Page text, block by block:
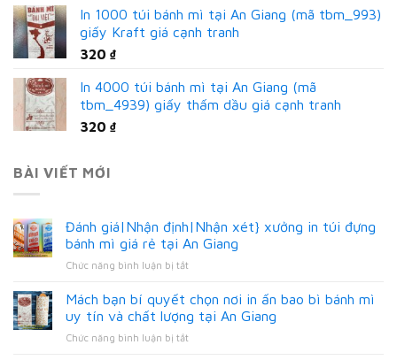
In 1000 túi bánh mì tại An Giang (mã tbm_993)
giấy Kraft giá cạnh tranh
320 ₫
In 4000 túi bánh mì tại An Giang (mã
tbm_4939) giấy thấm dầu giá cạnh tranh
320 ₫
BÀI VIẾT MỚI
Đánh giá|Nhận định|Nhận xét} xưởng in túi đựng
bánh mì giá rẻ tại An Giang
Chức năng bình luận bị tắtở
giá|Nhận
định|Nhận
xét}
xưởng
Mách bạn bí quyết chọn nơi in ấn bao bì bánh mì
uy tín và chất lượng tại An Giang
Chức năng bình luận bị tắtở